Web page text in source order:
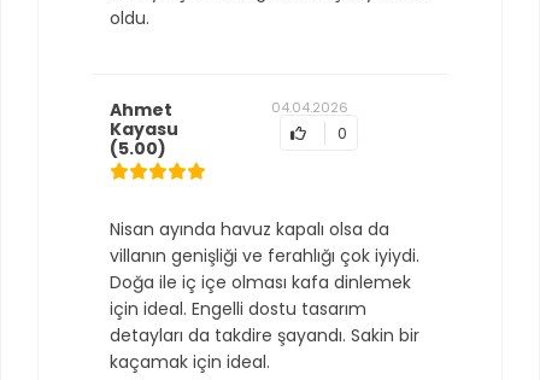
oldu.
Ahmet
Kayasu
(5.00)
04.04.2026
0
Nisan ayında havuz kapalı olsa da
villanın genişliği ve ferahlığı çok iyiydi.
Doğa ile iç içe olması kafa dinlemek
için ideal. Engelli dostu tasarım
detayları da takdire şayandı. Sakin bir
kaçamak için ideal.